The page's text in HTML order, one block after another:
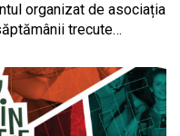
organizat de asociația
trecute…